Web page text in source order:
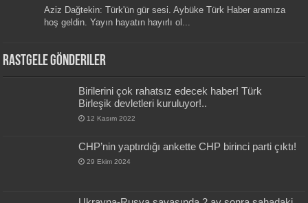
Aziz Dağtekin: Türk'ün gür sesi. Aybüke Türk Haber aramıza
hoş geldin. Yayın hayatın hayırlı ol...
Rastgele Gönderiler
Birilerini çok rahatsız edecek haber! Türk
Birleşik devletleri kuruluyor!..
12 Kasım 2022
CHP’nin yaptırdığı ankette CHP birinci parti çıktı!
29 Ekim 2024